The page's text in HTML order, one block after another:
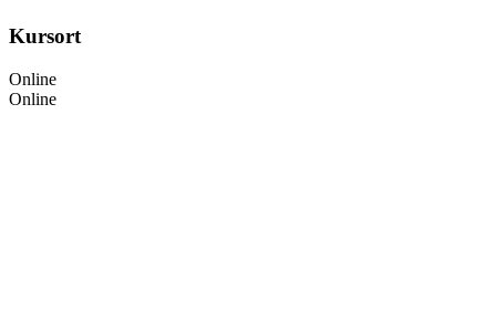
Kursort
Online
Online